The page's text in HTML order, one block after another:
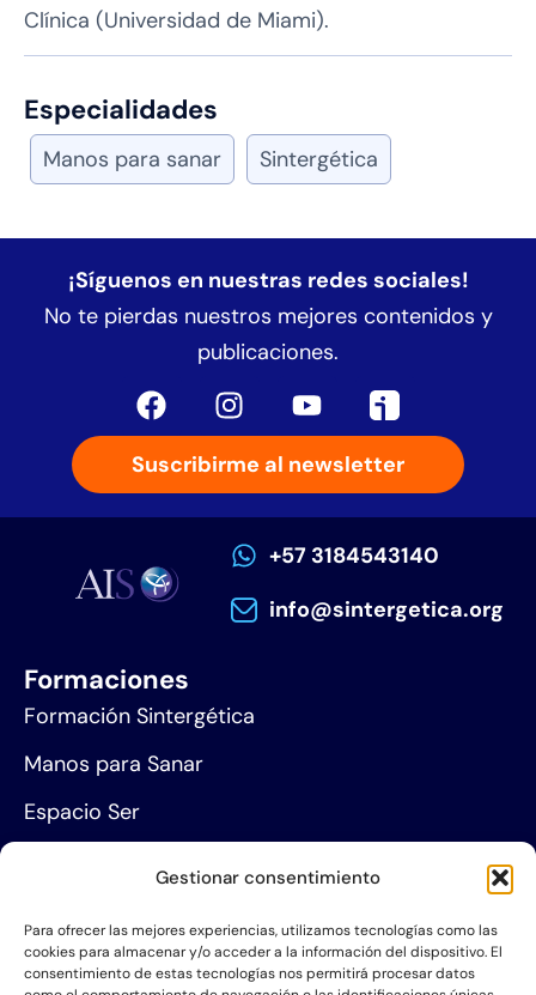
Gestionar consentimiento
Para ofrecer las mejores experiencias, utilizamos tecnologías como las
cookies para almacenar y/o acceder a la información del dispositivo. El
consentimiento de estas tecnologías nos permitirá procesar datos
Clínica (Universidad de Miami).
Especialidades
Manos para sanar Sintergética
¡Síguenos en nuestras redes sociales!
No te pierdas nuestros mejores contenidos y
publicaciones.
Suscribirme al newsletter
+57 3184543140
info@sintergetica.org
Formaciones
Formación Sintergética
Manos para Sanar
Espacio Ser
Proyección social